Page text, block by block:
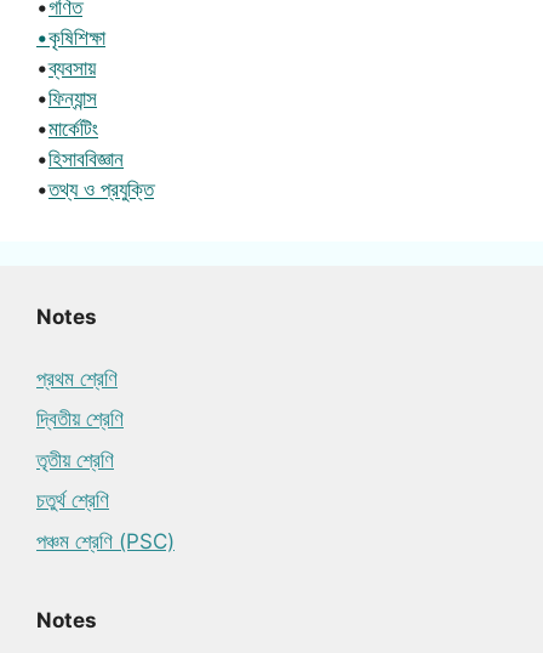
•গণিত
•কৃষিশিক্ষা
•ব্যবসায়
•ফিন্যান্স
•মার্কেটিং
•হিসাববিজ্ঞান
•তথ্য ও প্রযুক্তি
Notes
প্রথম শ্রেণি
দ্বিতীয় শ্রেণি
তৃতীয় শ্রেণি
চতুর্থ শ্রেণি
পঞ্চম শ্রেণি (PSC)
Notes